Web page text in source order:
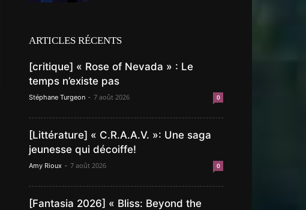
ARTICLES RÉCENTS
[critique] « Rose of Nevada » : Le
temps n’existe pas
Stéphane Turgeon - 7 août 2026 0
[Littérature] « C.R.A.A.V. »: Une saga
jeunesse qui décoiffe!
Amy Rioux - 7 août 2026 0
[Fantasia 2026] « Bliss: Beyond the